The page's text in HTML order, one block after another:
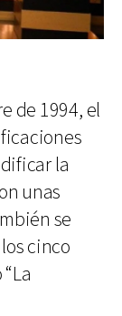
de 1994, el
la
unas
se
cinco